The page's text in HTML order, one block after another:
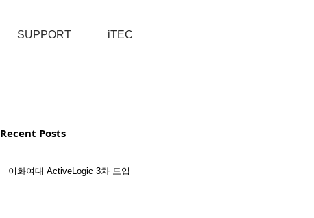
SUPPORT iTEC
Recent Posts
이화여대 ActiveLogic 3차 도입